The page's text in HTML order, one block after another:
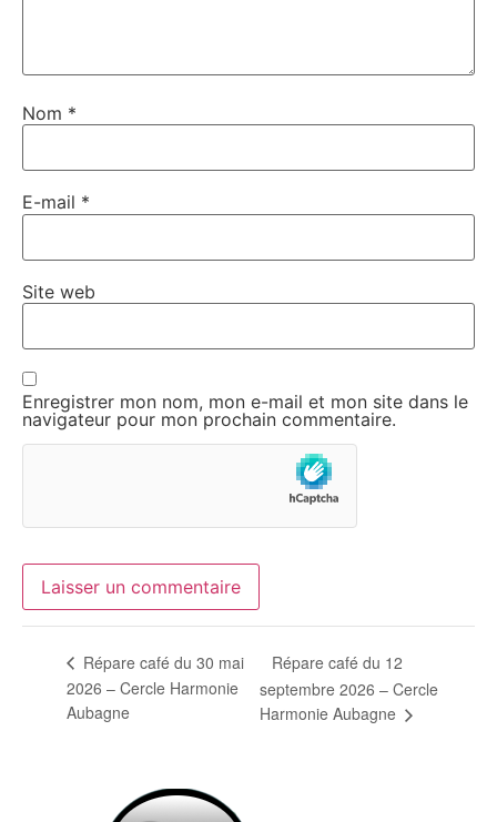
Nom *
E-mail *
Site web
Enregistrer mon nom, mon e-mail et mon site dans le
navigateur pour mon prochain commentaire.
Répare café du 30 mai
2026 – Cercle Harmonie
Aubagne
Répare café du 12
septembre 2026 – Cercle
Harmonie Aubagne